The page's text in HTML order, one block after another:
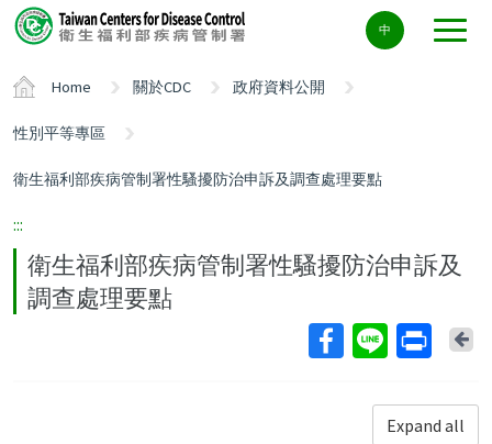
Center
block
中
Home 關於CDC 政府資料公開
性別平等專區
衛生福利部疾病管制署性騷擾防治申訴及調查處理要點
:::
衛生福利部疾病管制署性騷擾防治申訴及
調查處理要點
Expand all